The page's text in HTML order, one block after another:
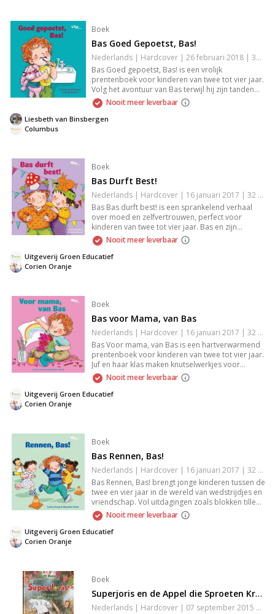
Boek
Bas Goed Gepoetst, Bas!
Nederlands | Hardcover | 26 februari 2018 | 32 pagina's | 9789089014245
Bas Goed gepoetst, Bas! is een vrolijk
prentenboek voor kinderen van twee tot vier jaar.
Volg het avontuur van Bas terwijl hij zijn tanden
grondig poetst voor een bezoek aan de tandarts.
Met grappige teksten van Liesbeth van
Binsbergen en kleurrijke illustraties van Marjolein
Nooit meer leverbaar
Columbus
Liesbeth van Binsbergen
Boek
Bas Durft Best!
Nederlands | Hardcover | 16 januari 2017 | 32 pagina's | 9789089013651
Bas Bas durft best! is een sprankelend verhaal
over moed en zelfvertrouwen, perfect voor
kinderen van twee tot vier jaar. Bas en zijn
klasgenoten bereiden zich voor op een
schoolvoorstelling, maar het is Bas die de
uitdaging aangaat. Met kleurrijke illustraties en
Nooit meer leverbaar
Corien Oranje
Uitgeverij Groen Educatief
Boek
Bas voor Mama, van Bas
Nederlands | Hardcover | 16 januari 2017 | 32 pagina's | 9789089013682
Bas Voor mama, van Bas is een hartverwarmend
prentenboek voor kinderen van twee tot vier jaar.
Juf en haar klas maken knutselwerkjes voor
Moederdag, waarbij de jonge lezers betrokken
worden bij een verhaal vol creativiteit en liefde.
Met kleurrijke illustraties en een aansprekende
Nooit meer leverbaar
Corien Oranje
Uitgeverij Groen Educatief
Boek
Bas Rennen, Bas!
Nederlands | Hardcover | 16 januari 2017 | 32 pagina's | 9789089013675
Bas Rennen, Bas! brengt jonge kinderen tussen de
twee en vier jaar in de wereld van wedstrijdjes en
vriendschap. Vol uitdagingen zoals blokken tillen
en rennen, leert Bas over doorzettingsvermogen
en sportiviteit. De sprankelende illustraties en
herkenbare situaties maken het boek perfect
Nooit meer leverbaar
Corien Oranje
Uitgeverij Groen Educatief
Boek
Superjoris en de Appel die Sproeten Kreeg
Nederlands | Hardcover | 07 september 2015 | 63 pagina's | 9789033126758